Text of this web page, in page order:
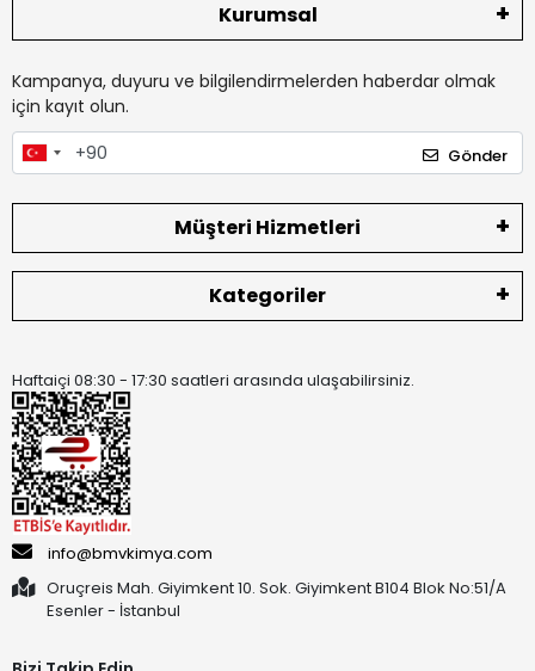
Kurumsal
Kampanya, duyuru ve bilgilendirmelerden haberdar olmak
için kayıt olun.
Gönder
Müşteri Hizmetleri
Kategoriler
Haftaiçi 08:30 - 17:30 saatleri arasında ulaşabilirsiniz.
info@bmvkimya.com
Oruçreis Mah. Giyimkent 10. Sok. Giyimkent B104 Blok No:51/A
Esenler - İstanbul